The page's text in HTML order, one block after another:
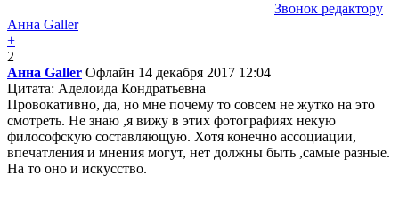
Звонок редактору
Анна Galler
+
2
Анна Galler Офлайн 14 декабря 2017 12:04
Цитата: Аделоида Кондратьевна
Провокативно, да, но мне почему то совсем не жутко на это
смотреть. Не знаю ,я вижу в этих фотографиях некую
философскую составляющую. Хотя конечно ассоциации,
впечатления и мнения могут, нет должны быть ,самые разные.
На то оно и искусство.